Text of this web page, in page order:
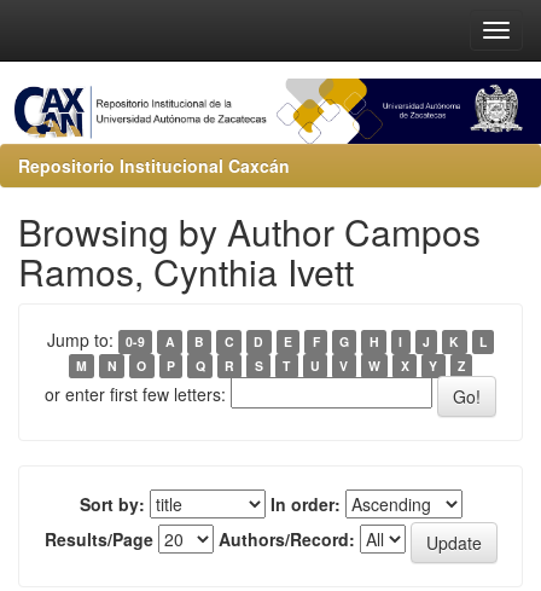
Repositorio Institucional Caxcán
Browsing by Author Campos
Ramos, Cynthia Ivett
Jump to: 0-9 A B C D E F G H I J K
L
M
N O P Q R S T U V W X Y Z
or enter first few letters:
Sort by:
In order:
Results/Page
Authors/Record: